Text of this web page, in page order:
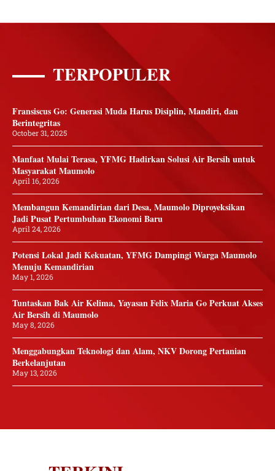
TERPOPULER
Fransiscus Go: Generasi Muda Harus Disiplin, Mandiri, dan
Berintegritas
October 31, 2025
Manfaat Mulai Terasa, YFMG Hadirkan Solusi Air Bersih untuk
Masyarakat Maumolo
April 16, 2026
Membangun Kemandirian dari Desa, Maumolo Diproyeksikan
Jadi Pusat Pertumbuhan Ekonomi Baru
April 24, 2026
Potensi Lokal Jadi Kekuatan, YFMG Dampingi Warga Maumolo
Menuju Kemandirian
May 1, 2026
Tuntaskan Bak Air Kelima, Yayasan Felix Maria Go Perkuat Akses
Air Bersih di Maumolo
May 8, 2026
Menggabungkan Teknologi dan Alam, NKV Dorong Pertanian
Berkelanjutan
May 13, 2026